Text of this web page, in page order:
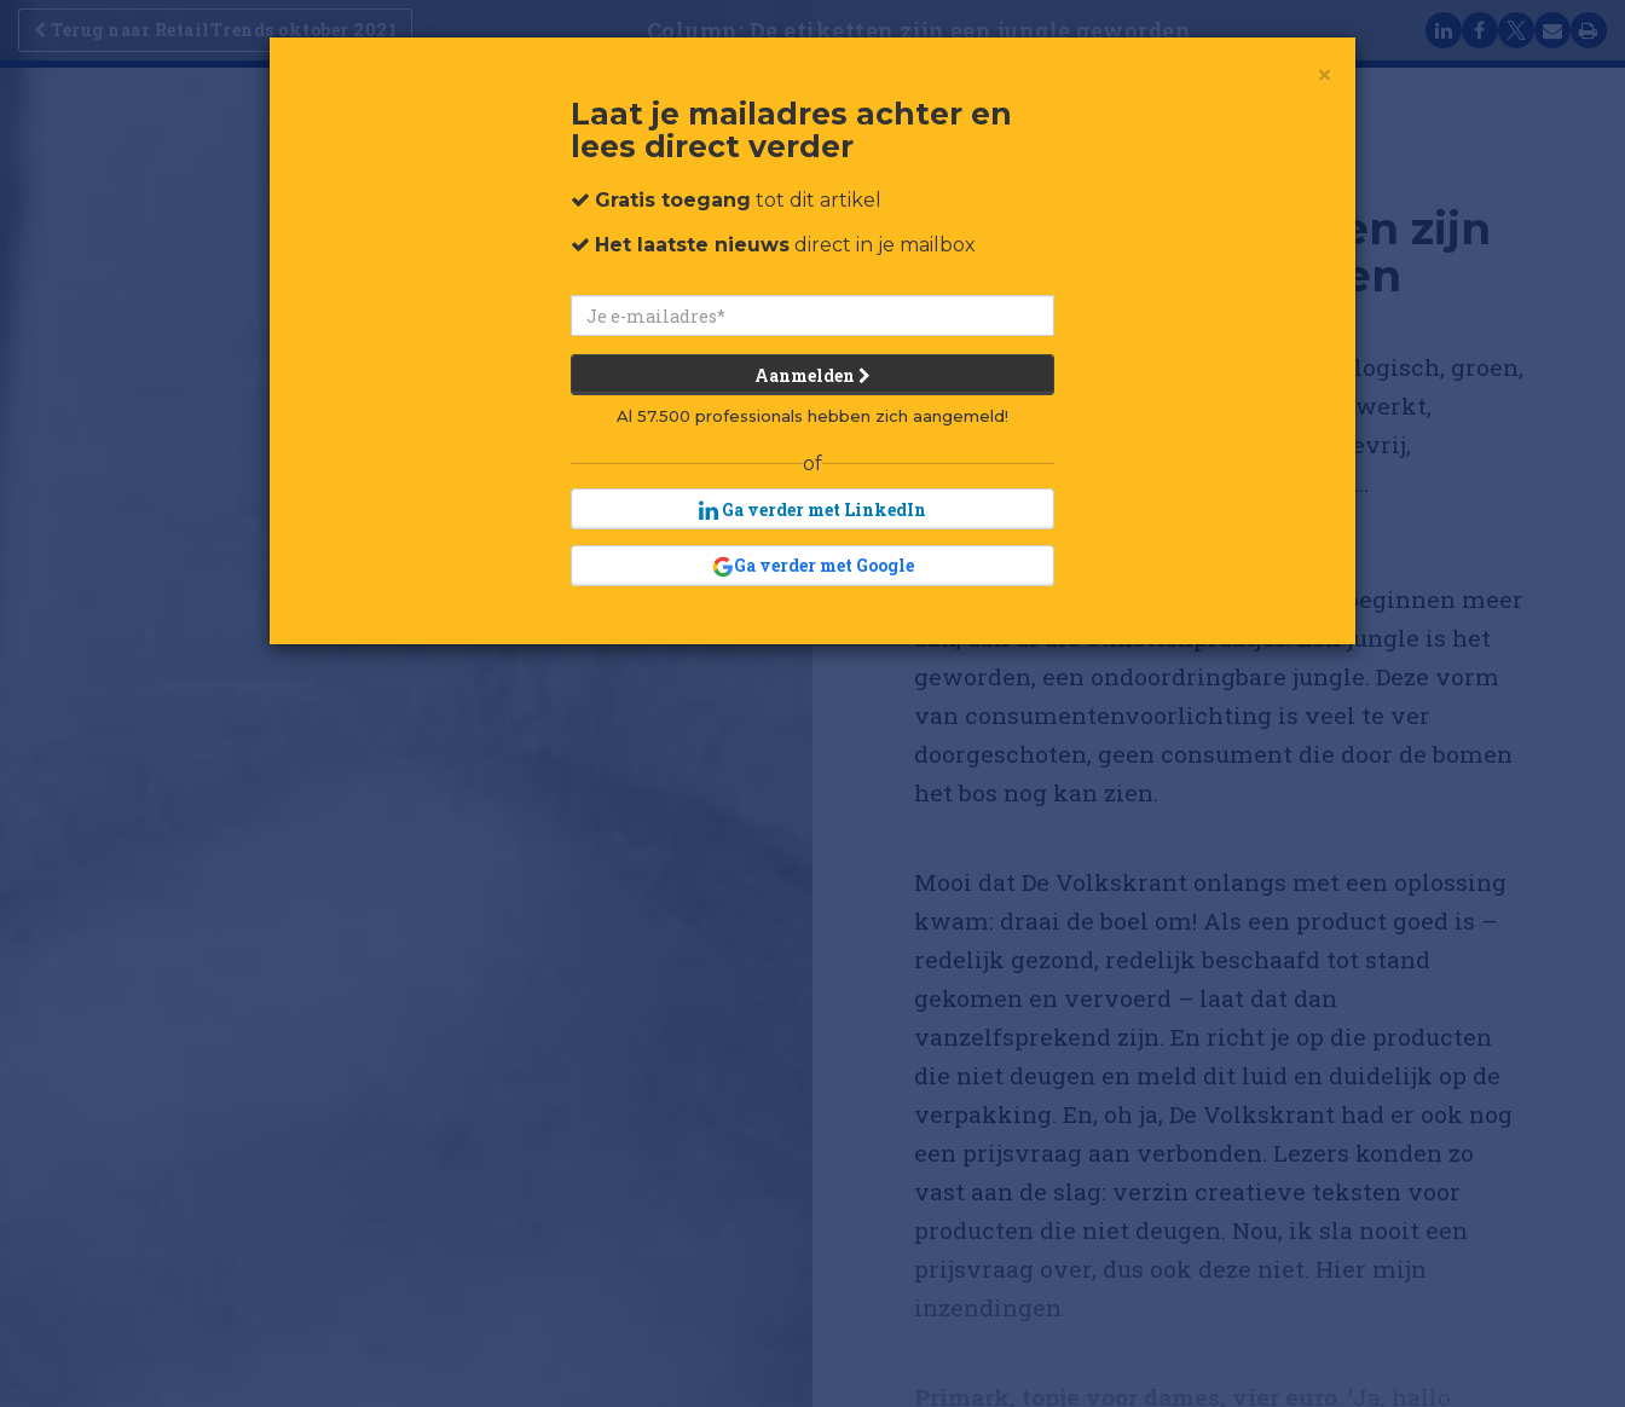
Terug naar RetailTrends oktober 2021 Column: De etiketten zijn een jungle geworden
Column: De etiketten zijn
een jungle geworden
B
iologisch, ecologisch, bio-ecologisch, groen,
groenmerk, fairtrade, eerlijk werkt,
duurzaam, caloriearm, calorievrij,
glutenarm, glutenvrij, vetarm, vetvrij…
Mensen, zeg nou zelf: er is toch geen beginnen meer
aan, aan al die etikettenpraatjes. Een jungle is het
geworden, een ondoordringbare jungle. Deze vorm
van consumentenvoorlichting is veel te ver
doorgeschoten, geen consument die door de bomen
het bos nog kan zien.
Mooi dat De Volkskrant onlangs met een oplossing
kwam: draai de boel om! Als een product goed is –
redelijk gezond, redelijk beschaafd tot stand
gekomen en vervoerd – laat dat dan
vanzelfsprekend zijn. En richt je op die producten
die niet deugen en meld dit luid en duidelijk op de
verpakking. En, oh ja, De Volkskrant had er ook nog
een prijsvraag aan verbonden. Lezers konden zo
vast aan de slag: verzin creatieve teksten voor
producten die niet deugen. Nou, ik sla nooit een
prijsvraag over, dus ook deze niet. Hier mijn
inzendingen.
×
Laat je mailadres achter en
lees direct verder
Gratis toegang tot dit artikel
Het laatste nieuws direct in je mailbox
Aanmelden
Al 57.500 professionals hebben zich aangemeld!
of
Ga verder met LinkedIn
Ga verder met Google